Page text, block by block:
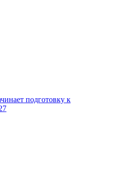
подготовку к